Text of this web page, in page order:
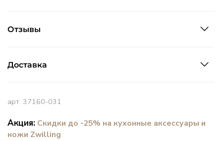
Акция: Скидки до -25% на кухонные аксессуары и
ножи Zwilling
Отзывы
Доставка
арт. 37160-031